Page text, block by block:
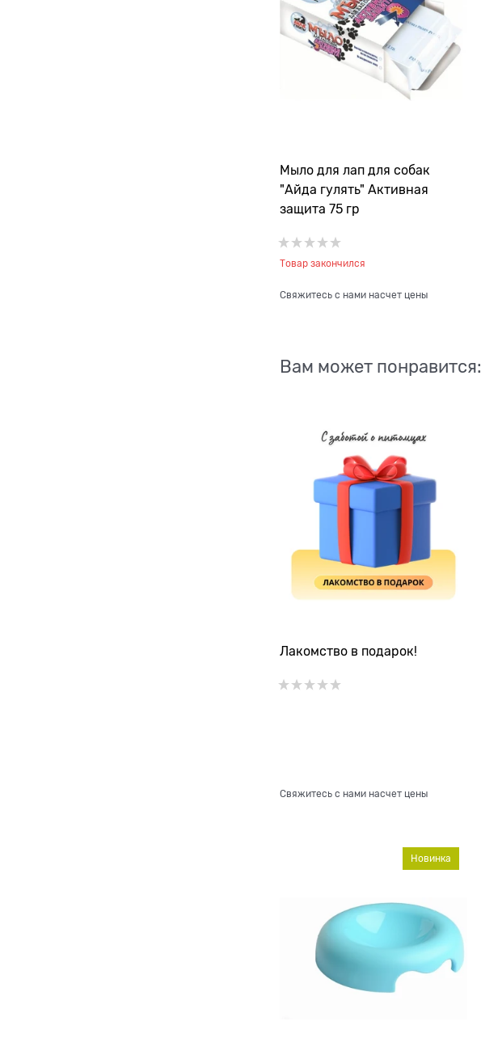
Мыло для лап для собак
"Айда гулять" Активная
защита 75 гр
Товар закончился
Свяжитесь с нами насчет цены
Вам может понравится:
Лакомство в подарок!
Свяжитесь с нами насчет цены
Новинка